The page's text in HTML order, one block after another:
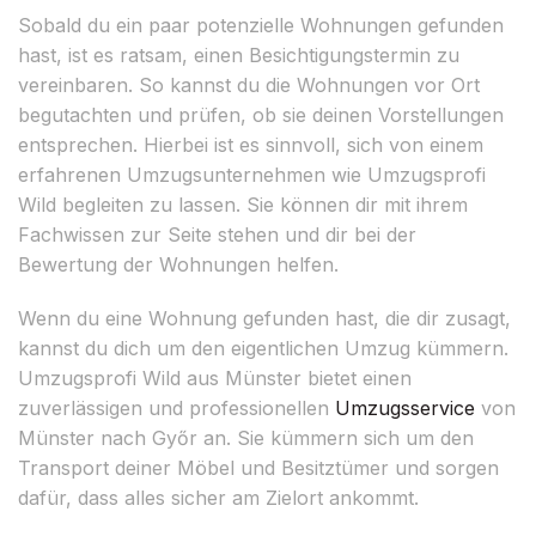
Sobald du ein paar potenzielle Wohnungen gefunden
hast, ist es ratsam, einen Besichtigungstermin zu
vereinbaren. So kannst du die Wohnungen vor Ort
begutachten und prüfen, ob sie deinen Vorstellungen
entsprechen. Hierbei ist es sinnvoll, sich von einem
erfahrenen Umzugsunternehmen wie Umzugsprofi
Wild begleiten zu lassen. Sie können dir mit ihrem
Fachwissen zur Seite stehen und dir bei der
Bewertung der Wohnungen helfen.
Wenn du eine Wohnung gefunden hast, die dir zusagt,
kannst du dich um den eigentlichen Umzug kümmern.
Umzugsprofi Wild aus Münster bietet einen
zuverlässigen und professionellen Umzugsservice von
Münster nach Győr an. Sie kümmern sich um den
Transport deiner Möbel und Besitztümer und sorgen
dafür, dass alles sicher am Zielort ankommt.